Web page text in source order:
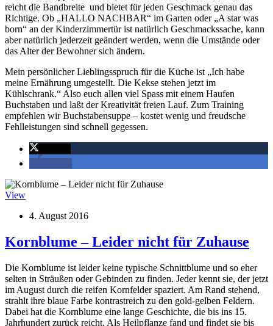
reicht die Bandbreite und bietet für jeden Geschmack genau das
Richtige. Ob „HALLO NACHBAR“ im Garten oder „A star was
born“ an der Kinderzimmertür ist natürlich Geschmackssache, kann
aber natürlich jederzeit geändert werden, wenn die Umstände oder
das Alter der Bewohner sich ändern.
Mein persönlicher Lieblingsspruch für die Küche ist „Ich habe
meine Ernährung umgestellt. Die Kekse stehen jetzt im
Kühlschrank.“ Also euch allen viel Spass mit einem Haufen
Buchstaben und laßt der Kreativität freien Lauf. Zum Training
empfehlen wir Buchstabensuppe – kostet wenig und freudsche
Fehlleistungen sind schnell gegessen.
View
4. August 2016
Kornblume – Leider nicht für Zuhause
Die Kornblume ist leider keine typische Schnittblume und so eher
selten in Sträußen oder Gebinden zu finden. Jeder kennt sie, der jetzt
im August durch die reifen Kornfelder spaziert. Am Rand stehend,
strahlt ihre blaue Farbe kontrastreich zu den gold-gelben Feldern.
Dabei hat die Kornblume eine lange Geschichte, die bis ins 15.
Jahrhundert zurück reicht. Als Heilpflanze fand und findet sie bis